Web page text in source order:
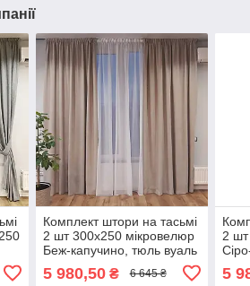
Комплект штори на тасьмі
2 шт 300х250 мікровелюр
Беж-капучино, тюль вуаль
5 980,50₴ 6 645 ₴
2
5